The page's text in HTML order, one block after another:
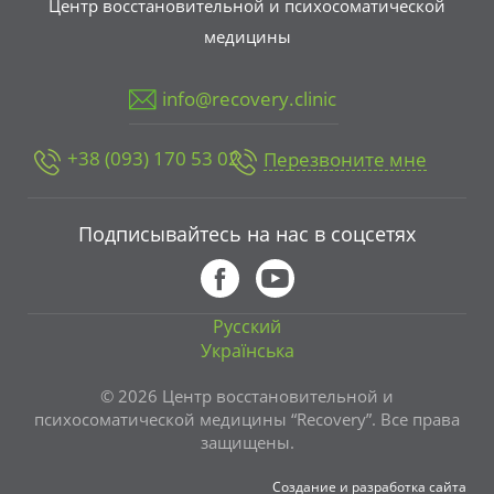
Центр восстановительной и психосоматической
медицины
info@recovery.clinic
+38 (093) 170 53 02 Перезвоните мне
Подписывайтесь на нас в соцсетях
Русский
Українська
© 2026 Центр восстановительной и
психосоматической медицины “Recovery”. Все права
защищены.
Создание и разработка сайта